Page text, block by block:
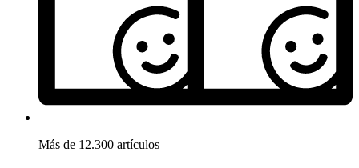
Más de 12.300 artículos